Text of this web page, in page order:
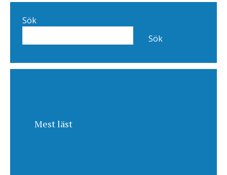
Sök
Sök
Mest läst